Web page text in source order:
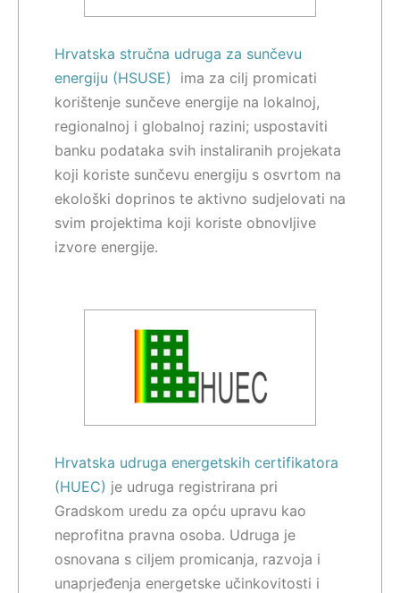
Hrvatska stručna udruga za sunčevu
energiju (HSUSE) ima za cilj promicati
korištenje sunčeve energije na lokalnoj,
regionalnoj i globalnoj razini; uspostaviti
banku podataka svih instaliranih projekata
koji koriste sunčevu energiju s osvrtom na
ekološki doprinos te aktivno sudjelovati na
svim projektima koji koriste obnovljive
izvore energije.
Hrvatska udruga energetskih certifikatora
(HUEC) je udruga registrirana pri
Gradskom uredu za opću upravu kao
neprofitna pravna osoba. Udruga je
osnovana s ciljem promicanja, razvoja i
unaprjeđenja energetske učinkovitosti i